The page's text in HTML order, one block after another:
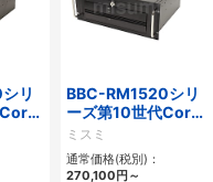
リ
ト
BBC-RM1520シリ
ーズ第10世代Core
省スペースラックマ
ウントFAPC5PCI・
2PCIe
ミスミ
通常価格(税別)：
270,100円～